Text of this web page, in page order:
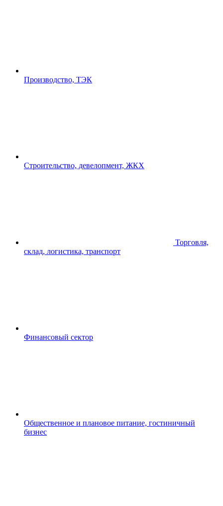
Производство, ТЭК
Строительство, девелопмент, ЖКХ
Торговля,
склад, логистика, транспорт
Финансовый сектор
Общественное и плановое питание, гостиничный
бизнес